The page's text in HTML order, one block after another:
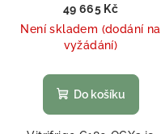
49 665 Kč
Není skladem (dodání na
vyžádání)
Do košíku